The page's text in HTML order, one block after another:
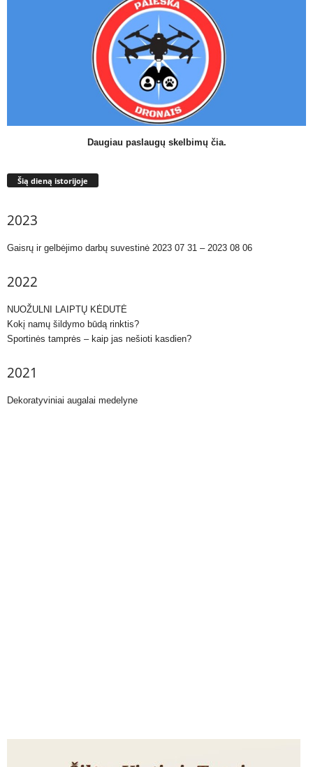
Daugiau paslaugų skelbimų čia.
Šią dieną istorijoje
2023
Gaisrų ir gelbėjimo darbų suvestinė 2023 07 31 – 2023 08 06
2022
NUOŽULNI LAIPTŲ KĖDUTĖ
Kokį namų šildymo būdą rinktis?
Sportinės tamprės – kaip jas nešioti kasdien?
2021
Dekoratyviniai augalai medelyne